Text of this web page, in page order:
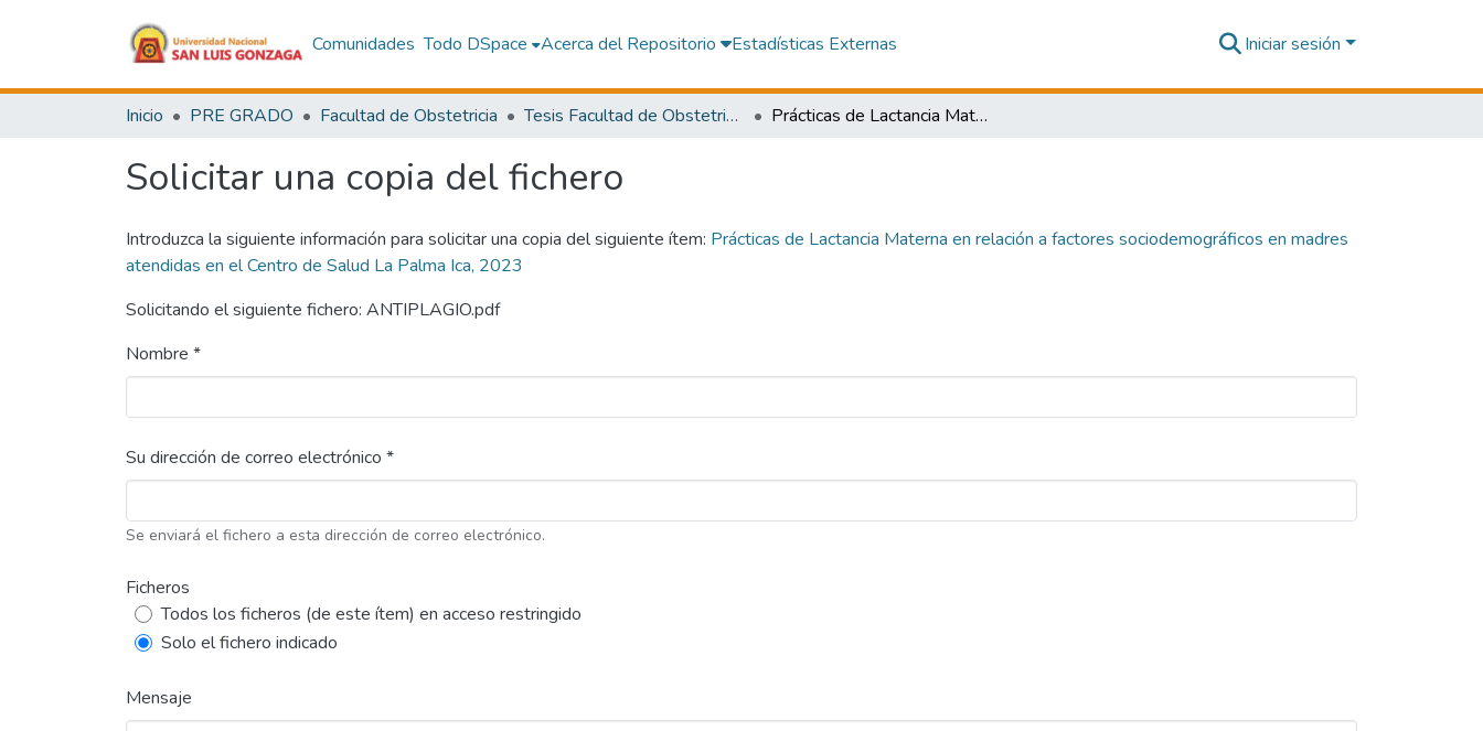
Comunidades Todo DSpace Acerca del Repositorio Estadísticas Externas Iniciar sesión
Inicio PRE GRADO Facultad de Obstetricia Tesis Facultad de Obstetricia Prácticas de Lactancia Materna en relación a factores sociodemográficos en madres atendidas en el Centro de Salud La Palma Ica, 2023
Solicitar una copia del fichero
Introduzca la siguiente información para solicitar una copia del siguiente ítem: Prácticas de Lactancia Materna en relación a factores sociodemográficos en madres
atendidas en el Centro de Salud La Palma Ica, 2023
Solicitando el siguiente fichero: ANTIPLAGIO.pdf
Nombre *
Su dirección de correo electrónico *
Se enviará el fichero a esta dirección de correo electrónico.
Ficheros
Todos los ficheros (de este ítem) en acceso restringido
Solo el fichero indicado
Mensaje